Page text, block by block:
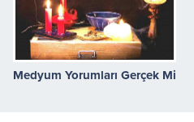
Medyum Yorumları Gerçek Mi